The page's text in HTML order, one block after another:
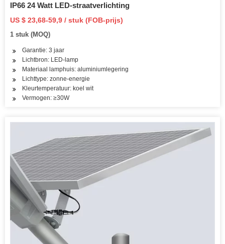
IP66 24 Watt LED-straatverlichting
US $ 23,68-59,9 / stuk (FOB-prijs)
1 stuk (MOQ)
Garantie: 3 jaar
Lichtbron: LED-lamp
Materiaal lamphuis: aluminiumlegering
Lichttype: zonne-energie
Kleurtemperatuur: koel wit
Vermogen: ≥30W